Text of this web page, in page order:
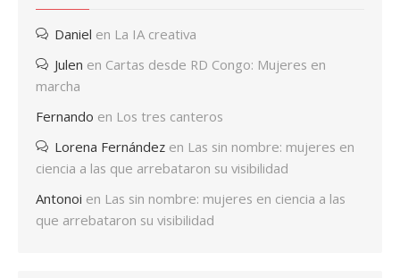
Daniel en La IA creativa
Julen en Cartas desde RD Congo: Mujeres en
marcha
Fernando en Los tres canteros
Lorena Fernández en Las sin nombre: mujeres en
ciencia a las que arrebataron su visibilidad
Antonoi en Las sin nombre: mujeres en ciencia a las
que arrebataron su visibilidad